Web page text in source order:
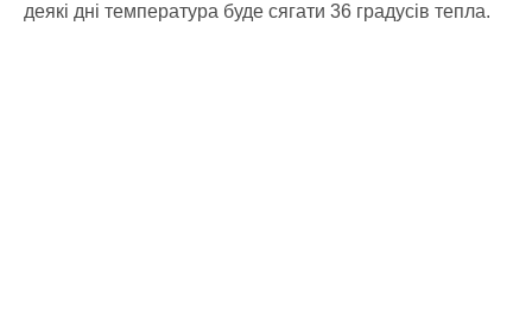
деякі дні температура буде сягати 36 градусів тепла.